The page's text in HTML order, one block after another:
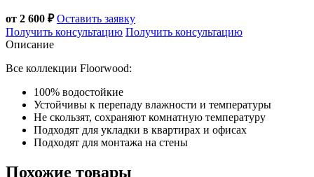
от 2 600 ₽Оставить заявку
Получить консультацию Получить консультацию
Описание
Все коллекции Floorwood:
100% водостойкие
Устойчивы к перепаду влажности и температуры
Не скользят, сохраняют комнатную температуру
Подходят для укладки в квартирах и офисах
Подходят для монтажа на стены
Похожие товары